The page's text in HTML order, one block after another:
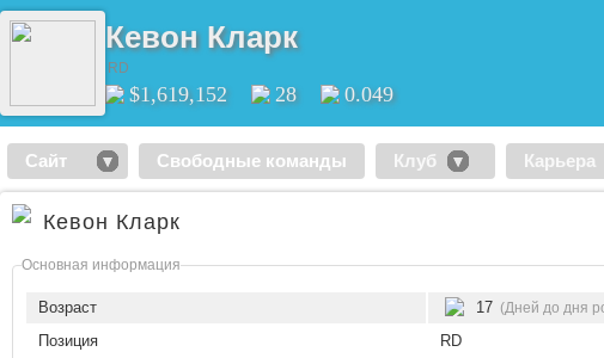
Кевон Кларк
RD
$1,619,152 28 0.049
Сайт Свободные команды Клуб Карьера
Кевон Кларк
Основная информация
Возраст 17 (Дней до дня
Позиция
RD